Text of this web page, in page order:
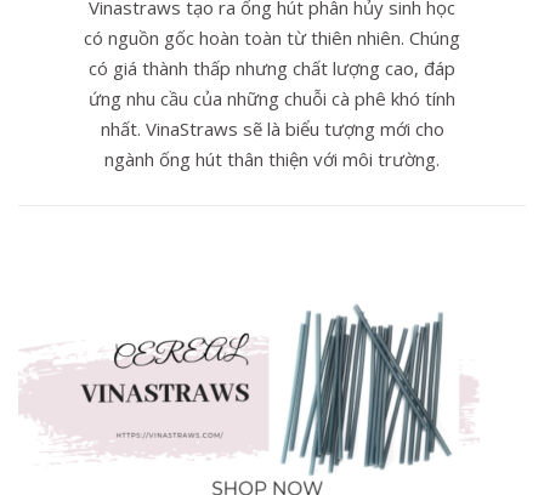
Vinastraws tạo ra ống hút phân hủy sinh học
có nguồn gốc hoàn toàn từ thiên nhiên. Chúng
có giá thành thấp nhưng chất lượng cao, đáp
ứng nhu cầu của những chuỗi cà phê khó tính
nhất. VinaStraws sẽ là biểu tượng mới cho
ngành ống hút thân thiện với môi trường.